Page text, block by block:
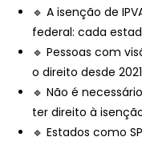
🔹 A isenção de
federal: cada
🔹 Pessoas com
o direito desde
🔹 Não é
ter direito à
🔹 Estados como